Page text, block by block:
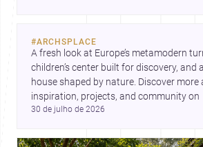
contemporânea.
#ARCHSPLACE
A fresh look at Europe’s metamodern
children’s center built for discovery, and
house shaped by nature. Discover
30 de julho de 2026